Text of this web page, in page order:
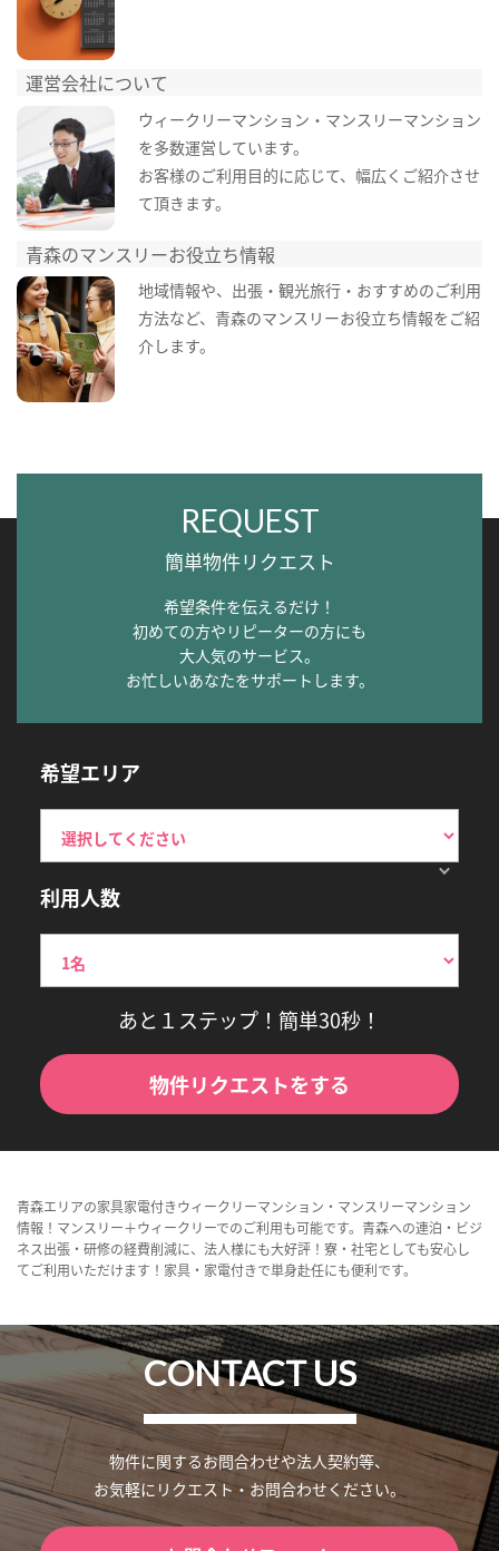
運営会社について
ウィークリーマンション・マンスリーマンション
を多数運営しています。
お客様のご利用目的に応じて、幅広くご紹介させ
て頂きます。
青森のマンスリーお役立ち情報
地域情報や、出張・観光旅行・おすすめのご利用
方法など、青森のマンスリーお役立ち情報をご紹
介します。
REQUEST
簡単物件リクエスト
希望条件を伝えるだけ！
初めての方やリピーターの方にも
大人気のサービス。
お忙しいあなたをサポートします。
希望エリア
利用人数
あと１ステップ！簡単30秒！
物件リクエストをする
青森エリアの家具家電付きウィークリーマンション・マンスリーマンション
情報！マンスリー＋ウィークリーでのご利用も可能です。青森への連泊・ビジ
ネス出張・研修の経費削減に、法人様にも大好評！寮・社宅としても安心し
てご利用いただけます！家具・家電付きで単身赴任にも便利です。
CONTACT US
物件に関するお問合わせや法人契約等、
お気軽にリクエスト・お問合わせください。